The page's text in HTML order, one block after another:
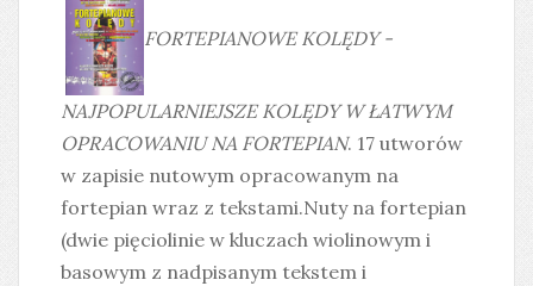
FORTEPIANOWE KOLĘDY -
NAJPOPULARNIEJSZE KOLĘDY W ŁATWYM
OPRACOWANIU NA FORTEPIAN. 17 utworów
w zapisie nutowym opracowanym na
fortepian wraz z tekstami.Nuty na fortepian
(dwie pięciolinie w kluczach wiolinowym i
basowym z nadpisanym tekstem i